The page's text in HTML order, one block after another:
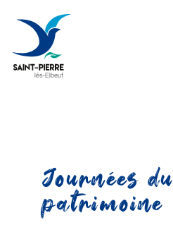
Journées du
patrimoine